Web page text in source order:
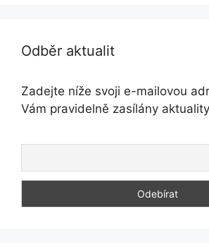
Odběr aktualit
Zadejte níže svoji e-mailovou
Vám pravidelně zasílány